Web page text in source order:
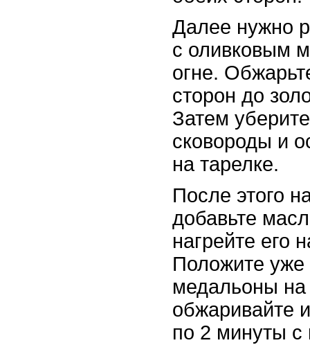
Далее нужно
с оливковым
огне.
сторон до
Затем
сковороды и
на тарелке.
После этого
добавьте
нагрейте его
Положите
медальоны на
обжаривайте
по 2 минуты с